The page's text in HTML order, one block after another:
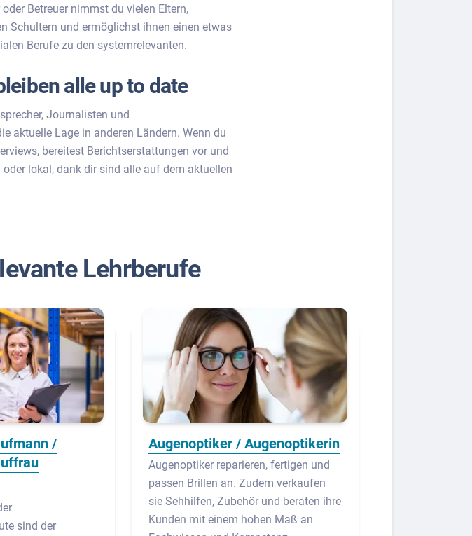
Betreuer nimmst du vielen Eltern,
Schultern und ermöglichst ihnen einen etwas
Berufe zu den systemrelevanten.
alle up to date
Journalisten und
aktuelle Lage in anderen Ländern. Wenn du
bereitest Berichtserstattungen vor und
lokal, dank dir sind alle auf dem aktuellen
Lehrberufe
/
sind der
Augenoptiker / Augenoptikerin
Augenoptiker reparieren, fertigen und
passen Brillen an. Zudem verkaufen
sie Sehhilfen, Zubehör und beraten ihre
Kunden mit einem hohen Maß an